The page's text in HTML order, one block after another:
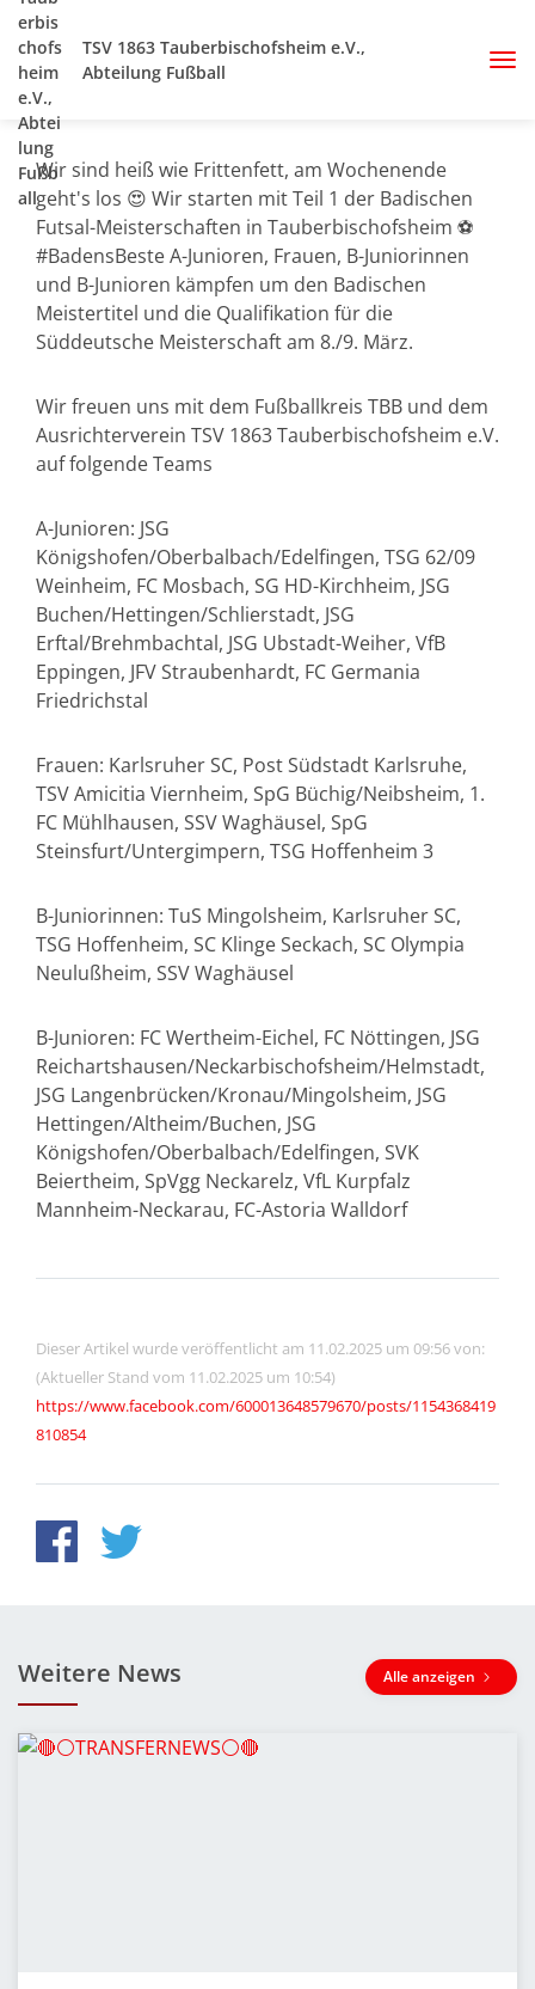
TSV 1863 Tauberbischofsheim e.V.,
Abteilung Fußball
Wir sind heiß wie Frittenfett, am Wochenende
geht's los 😍 Wir starten mit Teil 1 der Badischen
Futsal-Meisterschaften in Tauberbischofsheim ⚽
#BadensBeste A-Junioren, Frauen, B-Juniorinnen
und B-Junioren kämpfen um den Badischen
Meistertitel und die Qualifikation für die
Süddeutsche Meisterschaft am 8./9. März.
Wir freuen uns mit dem Fußballkreis TBB und dem
Ausrichterverein TSV 1863 Tauberbischofsheim e.V.
auf folgende Teams
A-Junioren: JSG
Königshofen/Oberbalbach/Edelfingen, TSG 62/09
Weinheim, FC Mosbach, SG HD-Kirchheim, JSG
Buchen/Hettingen/Schlierstadt, JSG
Erftal/Brehmbachtal, JSG Ubstadt-Weiher, VfB
Eppingen, JFV Straubenhardt, FC Germania
Friedrichstal
Frauen: Karlsruher SC, Post Südstadt Karlsruhe,
TSV Amicitia Viernheim, SpG Büchig/Neibsheim, 1.
FC Mühlhausen, SSV Waghäusel, SpG
Steinsfurt/Untergimpern, TSG Hoffenheim 3
B-Juniorinnen: TuS Mingolsheim, Karlsruher SC,
TSG Hoffenheim, SC Klinge Seckach, SC Olympia
Neulußheim, SSV Waghäusel
B-Junioren: FC Wertheim-Eichel, FC Nöttingen, JSG
Reichartshausen/Neckarbischofsheim/Helmstadt,
JSG Langenbrücken/Kronau/Mingolsheim, JSG
Hettingen/Altheim/Buchen, JSG
Königshofen/Oberbalbach/Edelfingen, SVK
Beiertheim, SpVgg Neckarelz, VfL Kurpfalz
Mannheim-Neckarau, FC-Astoria Walldorf
Dieser Artikel wurde veröffentlicht am 11.02.2025 um 09:56 von:
(Aktueller Stand vom 11.02.2025 um 10:54)
https://www.facebook.com/600013648579670/posts/1154368419
810854
Weitere News Alle anzeigen